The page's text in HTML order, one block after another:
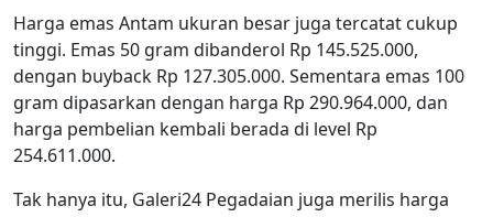
Harga emas Antam ukuran besar juga tercatat cukup
tinggi. Emas 50 gram dibanderol Rp 145.525.000,
dengan buyback Rp 127.305.000. Sementara emas 100
gram dipasarkan dengan harga Rp 290.964.000, dan
harga pembelian kembali berada di level Rp
254.611.000.
Tak hanya itu, Galeri24 Pegadaian juga merilis harga